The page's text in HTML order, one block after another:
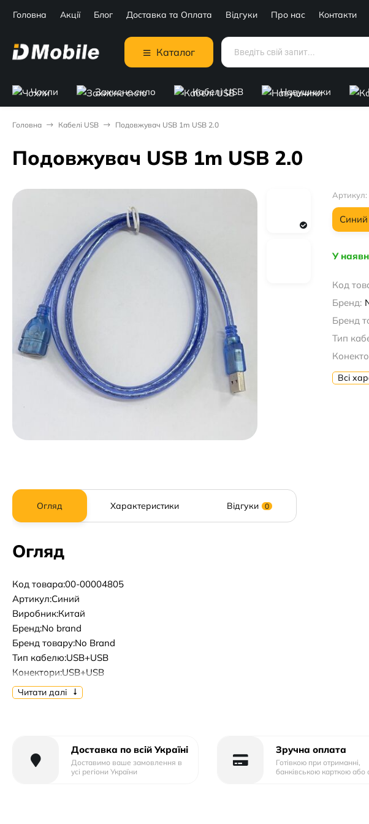
Головна Акції Блог Доставка та Оплата Відгуки Про нас Контакти
Каталог
Чохли Захисне скло Кабелі USB Навушники
Головна Кабелі USB Подовжувач USB 1m USB 2.0
Подовжувач USB 1m USB 2.0
Артикул:
Синий
У
Код
Бренд:
Бренд
Тип
Всі
Огляд Характеристики Відгуки 0
Огляд
Код товара:00-00004805
Артикул:Синий
Виробник:Китай
Бренд:No brand
Бренд товару:No Brand
Тип кабелю:USB+USB
Конектори:USB+USB
Довжина кабелю, м:1m
Читати далі
Доставка по всій Україні
Доставимо ваше замовлення в
усі регіони України
Зручна оплата
Готівкою при отриманні,
банківською карткою або